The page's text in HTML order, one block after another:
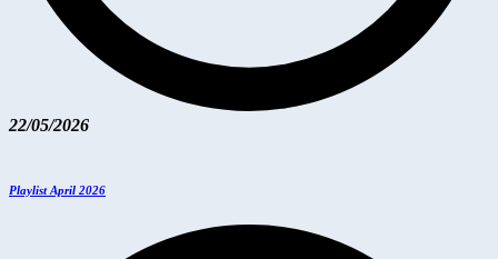
22/05/2026
Playlist April 2026